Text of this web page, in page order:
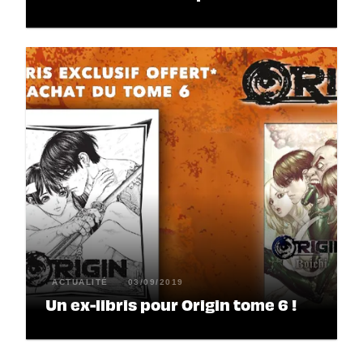
ACTUALITÉ 03/09/2019
Un ex-libris pour Origin tome 6 !